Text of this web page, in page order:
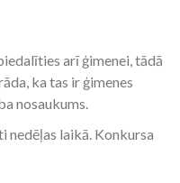
arī ģimenei, tādā
ka tas ir ģimenes
nosaukums.
laikā. Konkursa